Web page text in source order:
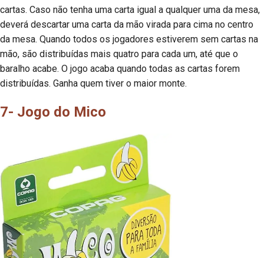
cartas. Caso não tenha uma carta igual a qualquer uma da mesa,
deverá descartar uma carta da mão virada para cima no centro
da mesa. Quando todos os jogadores estiverem sem cartas na
mão, são distribuídas mais quatro para cada um, até que o
baralho acabe. O jogo acaba quando todas as cartas forem
distribuídas. Ganha quem tiver o maior monte.
7- Jogo do Mico